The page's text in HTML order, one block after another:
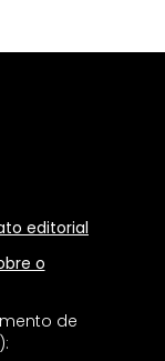
editorial
o
de